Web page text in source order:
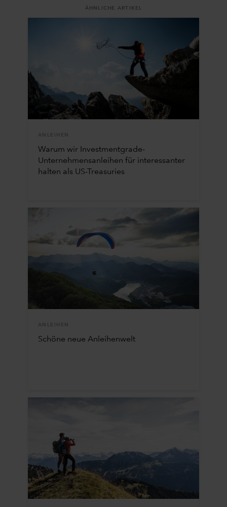
ÄHNLICHE ARTIKEL
ANLEIHEN
Warum wir Investmentgrade-
Unternehmensanleihen für interessanter
halten als US-Treasuries
ANLEIHEN
Schöne neue Anleihenwelt